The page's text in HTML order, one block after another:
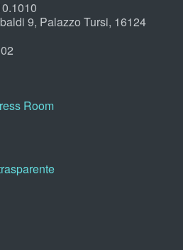
9, Palazzo Tursi, 16124
Room